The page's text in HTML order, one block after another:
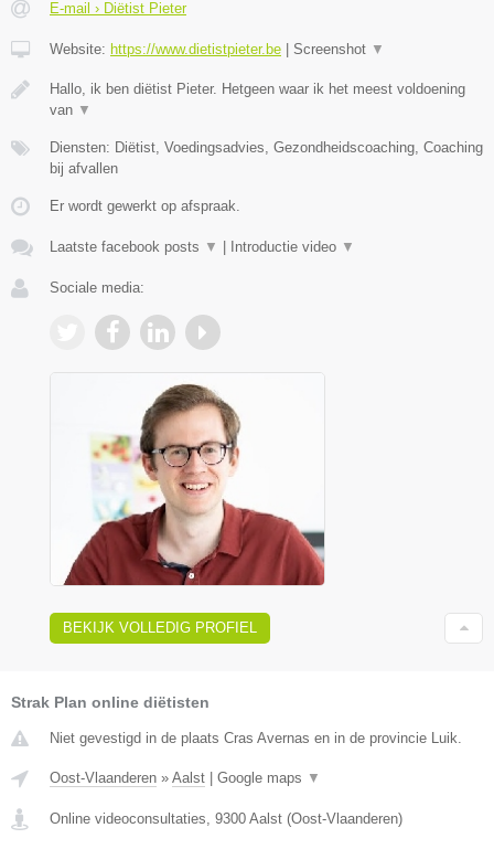
E-mail › Diëtist Pieter
Website: https://www.dietistpieter.be | Screenshot ▼
Hallo, ik ben diëtist Pieter. Hetgeen waar ik het meest voldoening
van ▼
Diensten: Diëtist, Voedingsadvies, Gezondheidscoaching, Coaching
bij afvallen
Er wordt gewerkt op afspraak.
Laatste facebook posts ▼ | Introductie video ▼
Sociale media:
BEKIJK VOLLEDIG PROFIEL
Strak Plan online diëtisten
Niet gevestigd in de plaats Cras Avernas en in de provincie Luik.
Oost-Vlaanderen » Aalst Google maps ▼
Online videoconsultaties, 9300 Aalst (Oost-Vlaanderen)